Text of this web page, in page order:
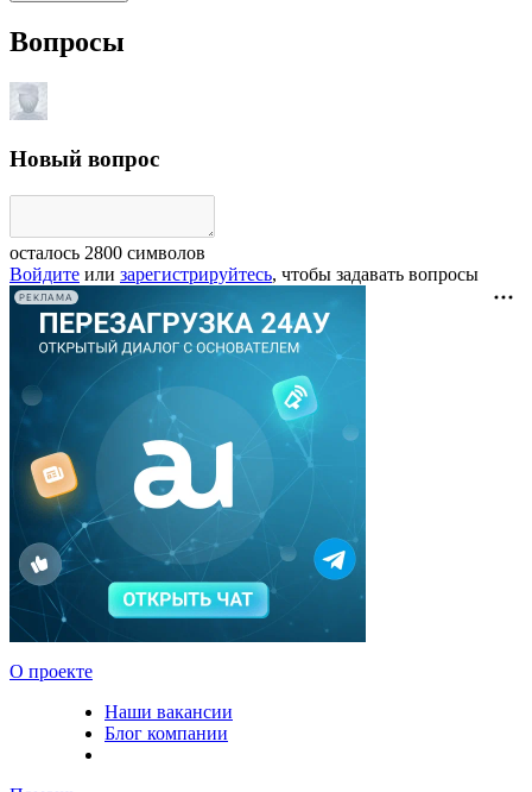
Вопросы
Новый вопрос
осталось 2800 символов
Войдите или зарегистрируйтесь, чтобы задавать вопросы
РЕКЛАМА
О проекте
Наши вакансии
Блог компании